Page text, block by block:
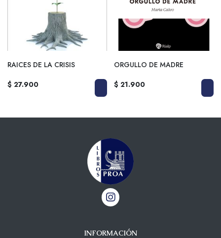
RAICES DE LA CRISIS
$ 27.900
ORGULLO DE MADRE
$ 21.900
INFORMACIÓN